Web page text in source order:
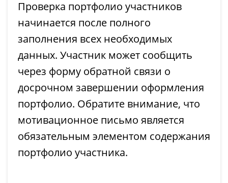
Проверка портфолио участников
начинается после полного
заполнения всех необходимых
данных. Участник может сообщить
через форму обратной связи о
досрочном завершении оформления
портфолио. Обратите внимание, что
мотивационное письмо является
обязательным элементом содержания
портфолио участника.